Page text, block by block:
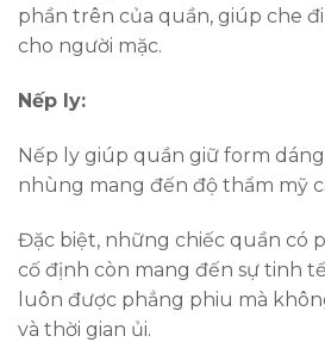
phần trên của quần, giúp che
cho người mặc.
Nếp ly:
Nếp ly giúp quần giữ form
nhùng mang đến độ thẩm mỹ
Đặc biệt, những chiếc quần có
cố định còn mang đến sự tinh
luôn được phẳng phiu mà
và thời gian ủi.